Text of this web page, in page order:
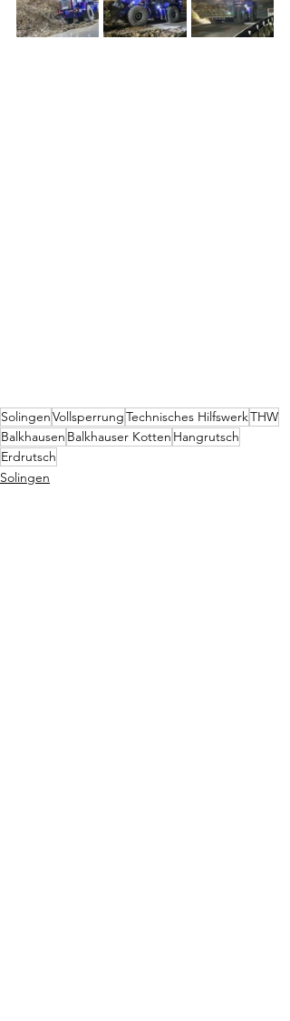
SolingenVollsperrungTechnisches HilfswerkTHW
Balkhausen Balkhauser Kotten Hangrutsch
Erdrutsch
Solingen